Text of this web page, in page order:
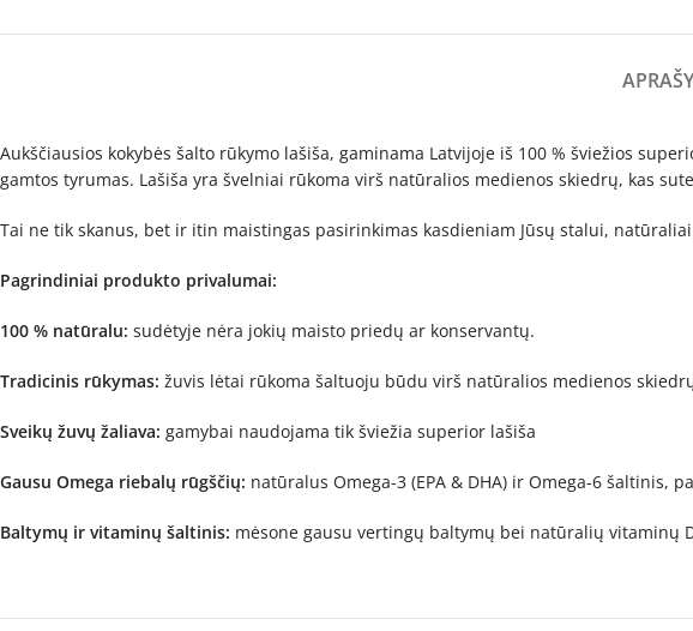
Aukščiausios kokybės šalto rūkymo lašiša, gaminama Latvijoje iš 100 % šviežios
gamtos tyrumas. Lašiša yra švelniai rūkoma virš natūralios medienos skiedrų, kas
Tai ne tik skanus, bet ir itin maistingas pasirinkimas kasdieniam Jūsų stalui,
Pagrindiniai produkto privalumai:
100 % natūralu: sudėtyje nėra jokių maisto priedų ar konservantų.
Tradicinis rūkymas: žuvis lėtai rūkoma šaltuoju būdu virš natūralios medienos
Sveikų žuvų žaliava: gamybai naudojama tik šviežia superior lašiša
Gausu Omega riebalų rūgščių: natūralus Omega-3 (EPA & DHA) ir Omega-6 šaltinis,
Baltymų ir vitaminų šaltinis: mėsone gausu vertingų baltymų bei natūralių vitaminų